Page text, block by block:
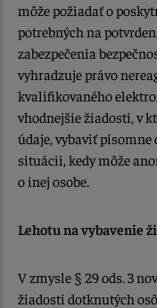
môže požiadať o
potrebných na
zabezpečenia
vyhradzuje právo
kvalifikovaného
vhodnejšie žiadosti, v
údaje, vybaviť
situácii, kedy môže
o inej osobe.
Lehotu na vybavenie
V zmysle § 29 ods. 3
žiadosti dotknutých